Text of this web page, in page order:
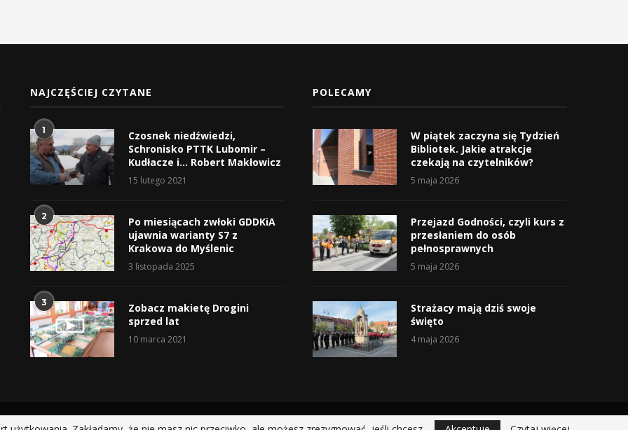
NAJCZĘŚCIEJ CZYTANE
1
Czosnek niedźwiedzi,
Schronisko PTTK Lubomir –
Kudłacze i… Robert Makłowicz
15 lutego 2021
2
Po miesiącach zwłoki GDDKiA
ujawnia warianty S7 z
Krakowa do Myślenic
3 listopada 2025
3
Zobacz makietę Drogini
sprzed lat
10 marca 2021
POLECAMY
W piątek zaczyna się Tydzień
Bibliotek. Jakie atrakcje
czekają na czytelników?
5 maja 2026
Przejazd Godności, czyli kurs z
przesłaniem do osób
pełnosprawnych
5 maja 2026
Strażacy mają dziś swoje
święto
4 maja 2026
@2019 - All Right Reserved.